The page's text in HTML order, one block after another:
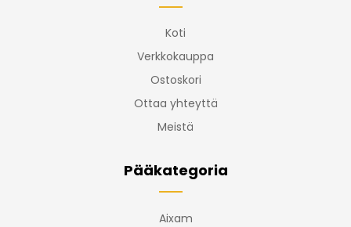
Koti
Verkkokauppa
Ostoskori
Ottaa yhteyttä
Meistä
Pääkategoria
Aixam